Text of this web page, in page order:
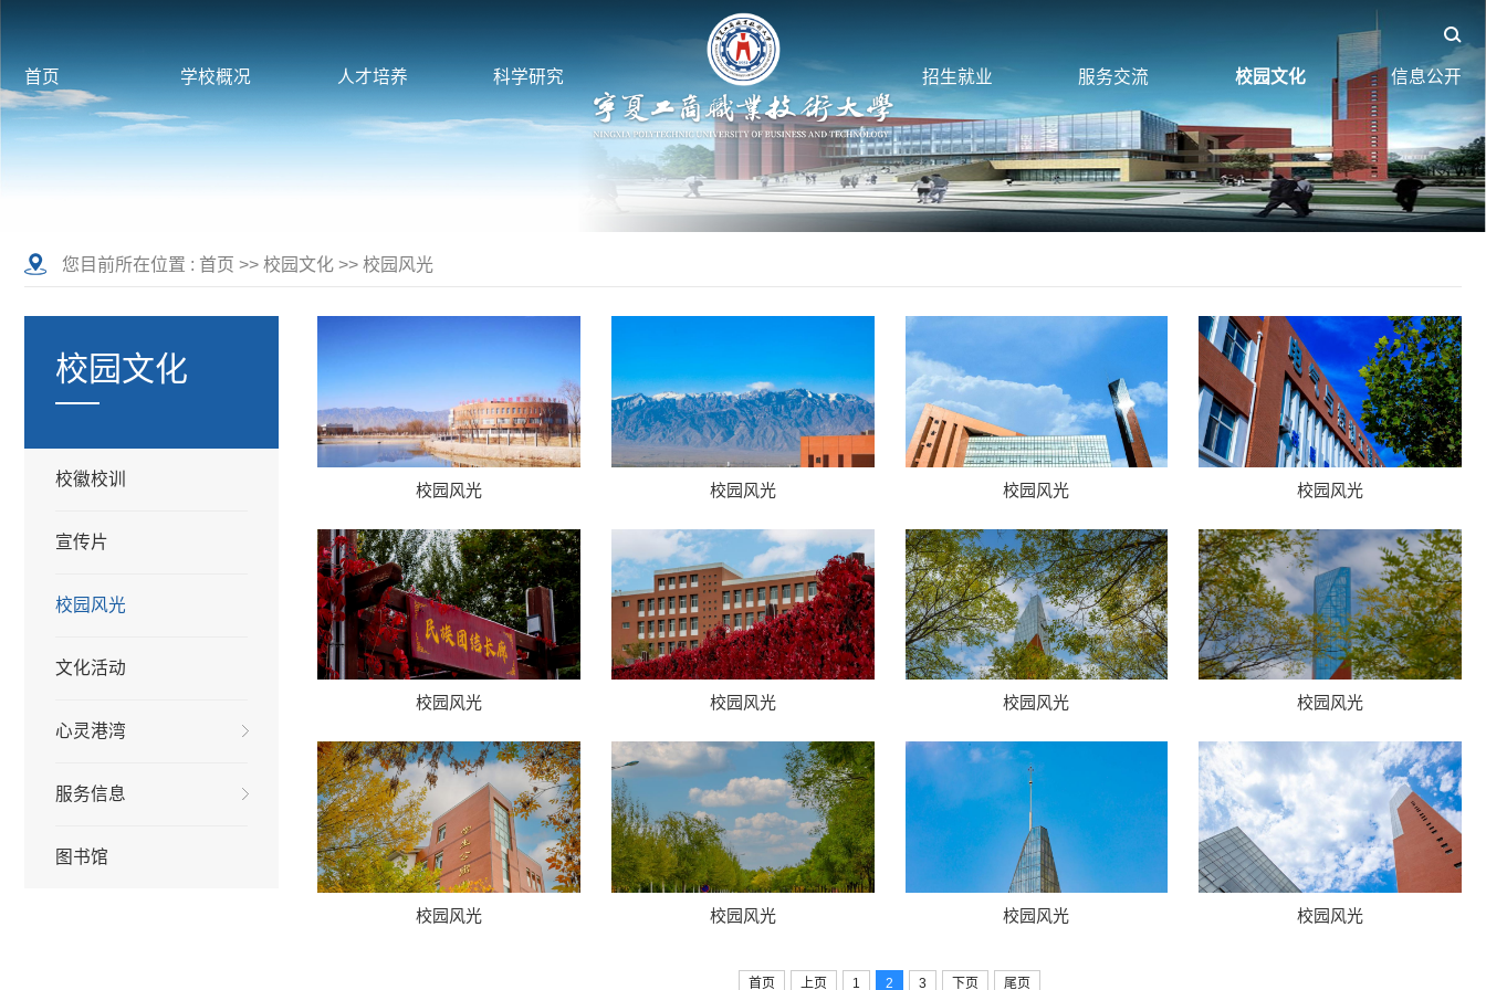
首页 学校概况 人才培养 科学研究 招生就业 服务交流 校园文化 信息公开
您目前所在位置 : 首页 >> 校园文化 >> 校园风光
校园文化
校徽校训
宣传片
校园风光
文化活动
心灵港湾
服务信息
图书馆
校园风光 校园风光 校园风光 校园风光
校园风光 校园风光 校园风光 校园风光
校园风光 校园风光 校园风光 校园风光
首页 上页 1 2 3 下页 尾页